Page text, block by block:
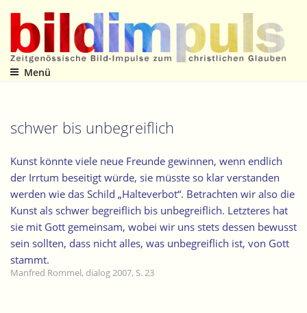
Inhalt
springen
Zeitgenössische Bild-Impulse zum christlichen Glauben
Menü
schwer bis unbegreiflich
Kunst könnte viele neue Freunde gewinnen, wenn endlich
der Irrtum beseitigt würde, sie müsste so klar verstanden
werden wie das Schild „Halteverbot“. Betrachten wir also die
Kunst als schwer begreiflich bis unbegreiflich. Letzteres hat
sie mit Gott gemeinsam, wobei wir uns stets dessen bewusst
sein sollten, dass nicht alles, was unbegreiflich ist, von Gott
stammt.
Manfred Rommel, dialog 2007, S. 23